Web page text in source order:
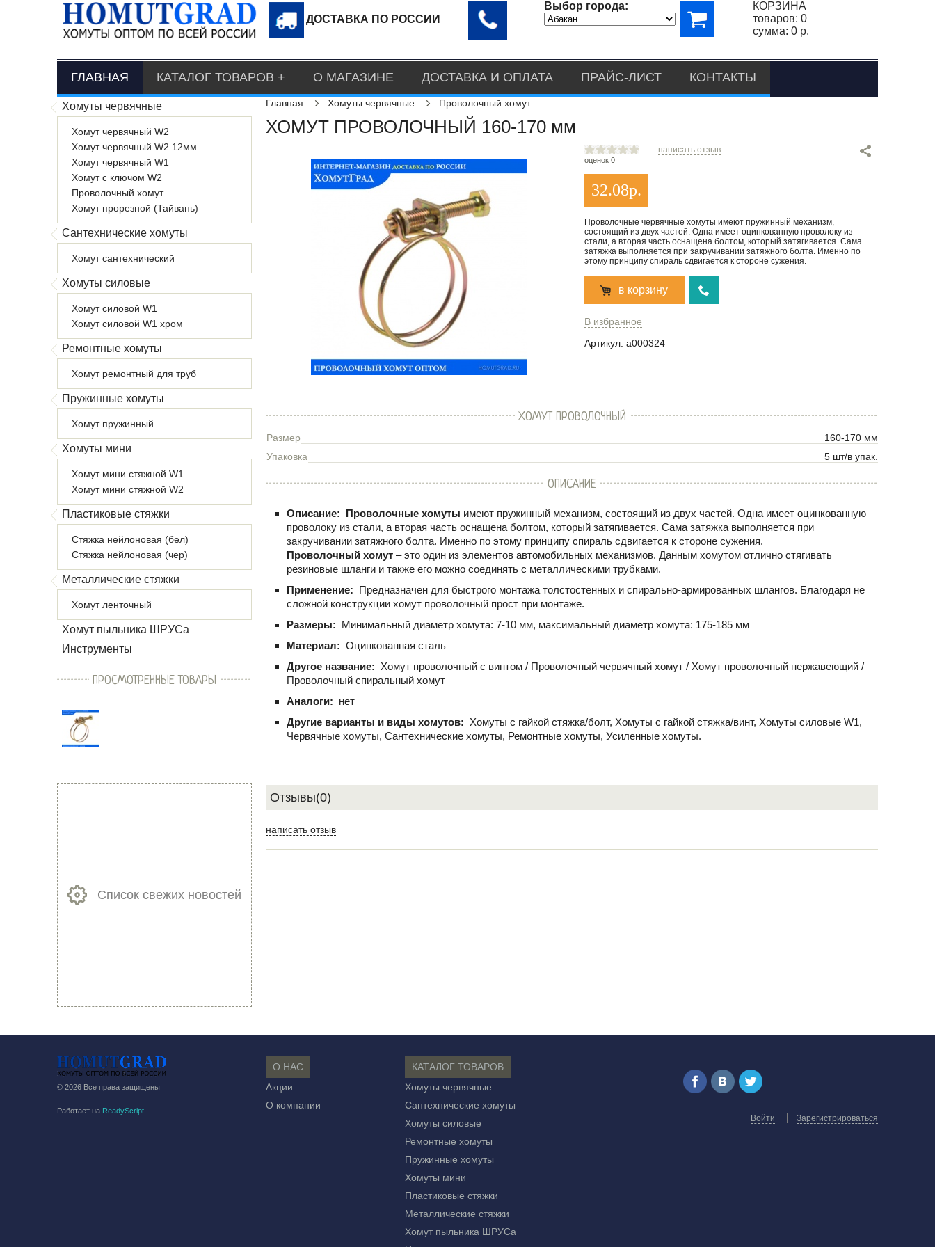
ДОСТАВКА ПО РОССИИ
Выбор города:
КОРЗИНА
товаров: 0
сумма: 0 р.
ГЛАВНАЯ КАТАЛОГ ТОВАРОВ О МАГАЗИНЕ ДОСТАВКА И ОПЛАТА ПРАЙС-ЛИСТ КОНТАКТЫ
Хомуты червячные
Хомут червячный W2
Хомут червячный W2 12мм
Хомут червячный W1
Хомут с ключом W2
Проволочный хомут
Хомут прорезной (Тайвань)
Сантехнические хомуты
Хомут сантехнический
Хомуты силовые
Хомут силовой W1
Хомут силовой W1 хром
Ремонтные хомуты
Хомут ремонтный для труб
Пружинные хомуты
Хомут пружинный
Хомуты мини
Хомут мини стяжной W1
Хомут мини стяжной W2
Пластиковые стяжки
Стяжка нейлоновая (бел)
Стяжка нейлоновая (чер)
Металлические стяжки
Хомут ленточный
Хомут пыльника ШРУСа
Инструменты
Главная Хомуты червячные Проволочный хомут
ХОМУТ ПРОВОЛОЧНЫЙ 160-170 мм
оценок 0
написать отзыв
32.08р.
Проволочные червячные хомуты имеют пружинный механизм,
состоящий из двух частей. Одна имеет оцинкованную проволоку из
стали, а вторая часть оснащена болтом, который затягивается. Сама
затяжка выполняется при закручивании затяжного болта. Именно по
этому принципу спираль сдвигается к стороне сужения.
в корзину
В избранное
Артикул: a000324
ХОМУТ ПРОВОЛОЧНЫЙ
Размер
160-170 мм
Упаковка
5 шт/в упак.
ОПИСАНИЕ
Описание: Проволочные хомуты имеют пружинный механизм, состоящий из двух частей. Одна имеет оцинкованную
проволоку из стали, а вторая часть оснащена болтом, который затягивается. Сама затяжка выполняется при
закручивании затяжного болта. Именно по этому принципу спираль сдвигается к стороне сужения.
Проволочный хомут – это один из элементов автомобильных механизмов. Данным хомутом отлично стягивать
резиновые шланги и также его можно соединять с металлическими трубками.
Применение: Предназначен для быстрого монтажа толстостенных и спирально-армированных шлангов. Благодаря не
сложной конструкции хомут проволочный прост при монтаже.
Размеры: Минимальный диаметр хомута: 7-10 мм, максимальный диаметр хомута: 175-185 мм
Материал: Оцинкованная сталь
Другое название: Хомут проволочный с винтом / Проволочный червячный хомут / Хомут проволочный нержавеющий /
Проволочный спиральный хомут
Аналоги: нет
Другие варианты и виды хомутов: Хомуты с гайкой стяжка/болт, Хомуты с гайкой стяжка/винт, Хомуты силовые W1,
Червячные хомуты, Сантехнические хомуты, Ремонтные хомуты, Усиленные хомуты.
Отзывы(0)
написать отзыв
ПРОСМОТРЕННЫЕ ТОВАРЫ
Список свежих новостей
© 2026 Все права защищены
Работает на ReadyScript
О НАС
Акции
О компании
КАТАЛОГ ТОВАРОВ
Хомуты червячные
Сантехнические хомуты
Хомуты силовые
Ремонтные хомуты
Пружинные хомуты
Хомуты мини
Пластиковые стяжки
Металлические стяжки
Хомут пыльника ШРУСа
Войти Зарегистрироваться